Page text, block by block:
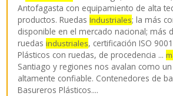
Antofagasta con equipamiento de alta
productos. RuedasIndustriales; la más
disponible en el mercado nacional; más
ruedasindustriales, certificación ISO
Plásticos con ruedas, de procedencia ...
Santiago y regiones nos avalan como
altamente confiable. Contenedores de
Basureros Plásticos....